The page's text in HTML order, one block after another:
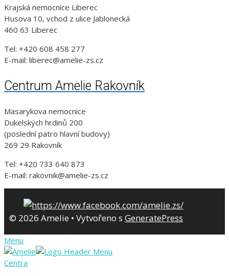
Krajská nemocnice Liberec
Husova 10, vchod z ulice Jablonecká
460 63 Liberec
Tel: +420 608 458 277
E-mail: liberec@amelie-zs.cz
Centrum Amelie Rakovník
Masarykova nemocnice
Dukelských hrdinů 200
(poslední patro hlavní budovy)
269 29 Rakovník
Tel: +420 733 640 873
E-mail: rakovnik@amelie-zs.cz
© 2026 Amelie • Vytvořeno s GeneratePress
Menu
Centra